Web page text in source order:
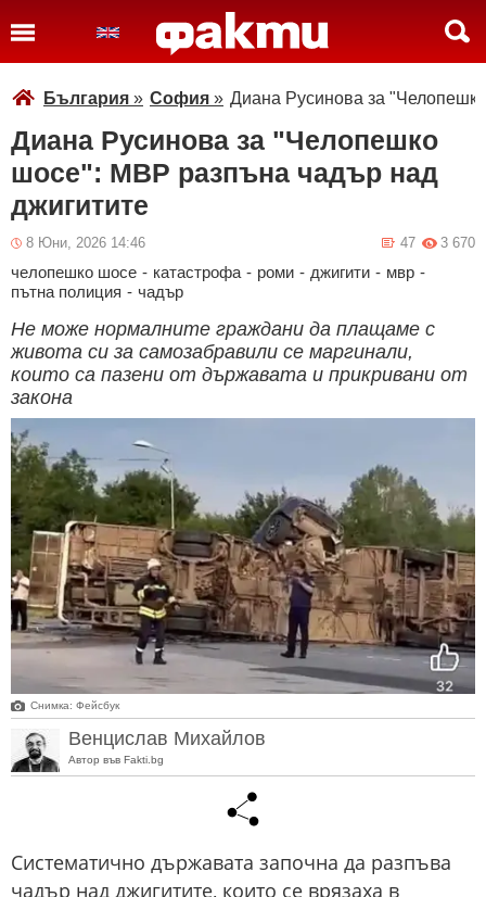
България » София » Диана Русинова за
Диана Русинова за "Челопешко
шосе": МВР разпъна чадър над
джигитите
8 Юни, 2026 14:46 3 670
47
челопешко шосе - катастрофа - роми - джигити - мвр -
пътна полиция - чадър
Не може нормалните граждани да плащаме с
живота си за самозабравили се маргинали,
които са пазени от държавата и прикривани от
закона
Снимка: Фейсбук
Венцислав Михайлов
Автор във Fakti.bg
Систематично държавата започна да разпъва
чадър над джигитите, които се врязаха в